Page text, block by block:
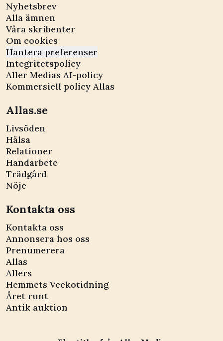
Nyhetsbrev
Alla ämnen
Våra skribenter
Om cookies
Hantera preferenser
Integritetspolicy
Aller Medias AI-policy
Kommersiell policy Allas
Allas.se
Livsöden
Hälsa
Relationer
Handarbete
Trädgård
Nöje
Kontakta oss
Kontakta oss
Annonsera hos oss
Prenumerera
Allas
Allers
Hemmets Veckotidning
Året runt
Antik auktion